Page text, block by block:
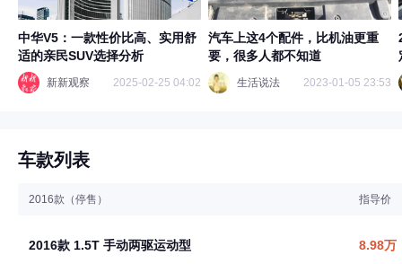
中华V5：一款性价比高、实用舒
适的亲民SUV选择分析
新新观察 2025-02-25 04:02
汽车上这4个配件，比机油更重
要，很多人都不知道
生活说法 2023-01-05 23:53
车款列表
2016款（停售） 指导价
2016款 1.5T 手动两驱运动型 8.98万